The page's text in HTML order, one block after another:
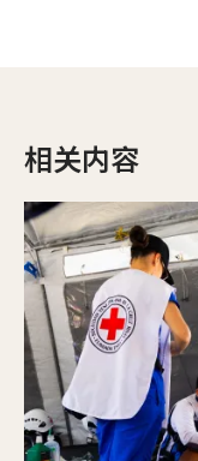
相关内容